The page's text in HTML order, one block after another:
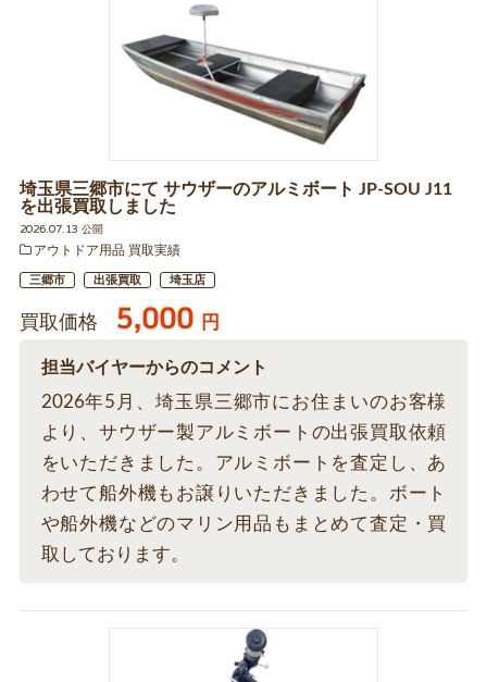
埼玉県三郷市にて サウザーのアルミボート JP-SOU J11
を出張買取しました
2026.07.13 公開
アウトドア用品 買取実績
三郷市 出張買取 埼玉店
買取価格 5,000 円
担当バイヤーからのコメント
2026年5月、埼玉県三郷市にお住まいのお客様
より、サウザー製アルミボートの出張買取依頼
をいただきました。アルミボートを査定し、あ
わせて船外機もお譲りいただきました。ボート
や船外機などのマリン用品もまとめて査定・買
取しております。